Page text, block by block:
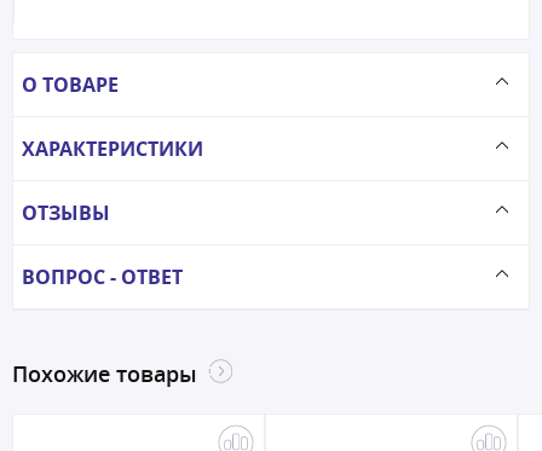
О ТОВАРЕ
ХАРАКТЕРИСТИКИ
ОТЗЫВЫ
ВОПРОС - ОТВЕТ
Похожие товары